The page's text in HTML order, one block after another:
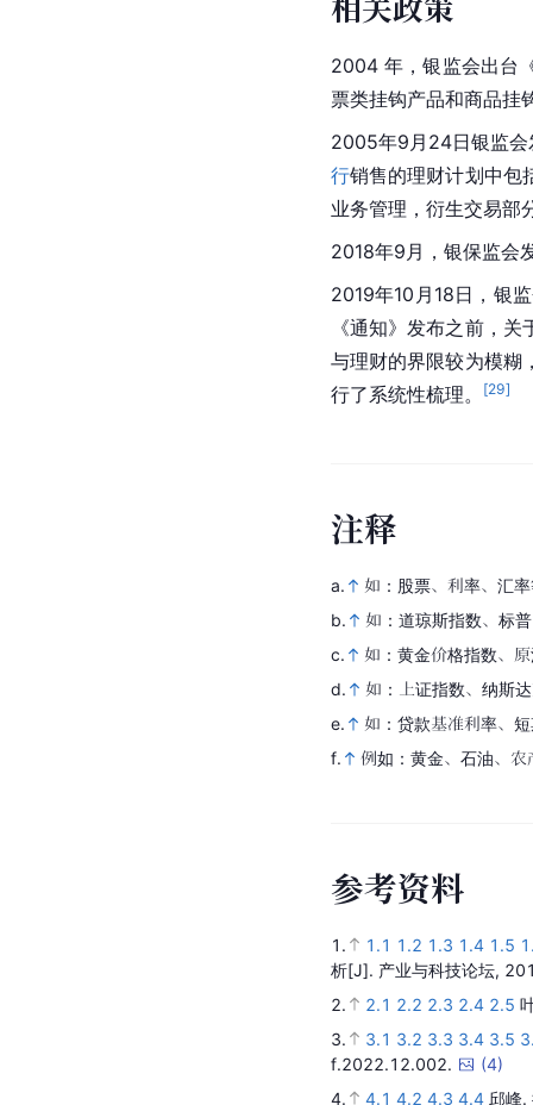
2004 年，银监会出台
票类挂钩产品和商品挂
2005年9月24日银监会
行销售的理财计划中包
业务管理，衍生交易部
2018年9月，银保监会
2019年10月18日，银
《通知》发布之前，
与理财的界限较为模糊
行了系统性梳理。
[29]
注释
a.
如：股票、利率、汇
b.
如：道琼斯指数、标
c.
如：黄金价格指数、
d.
如：上证指数、纳斯
e.
如：贷款基准利率、
f.
例如：黄金、石油、农
参考资料
1. 1.1 1.2 1.3 1.4 1.5
析[J]. 产业与科技论坛,
2.
2.1 2.2 2.3 2.4 2.5
3.
3.1 3.2 3.3 3.4 3.5
f.2022.12.002.
(4)
4.
4.1 4.2 4.3 4.4 邱峰.